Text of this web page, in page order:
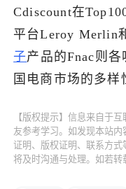
了解出海网
Cdiscount在
平台Leroy Merlin
子产品的Fnac则
国电商市场的多样
【版权提示】信息来自于
友参考学习。如发现本站
证明、版权证明、联系方
将及时沟通与处理。如若转